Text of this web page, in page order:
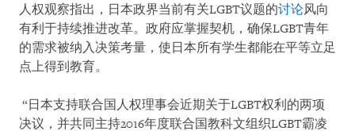
人权观察指出，日本政界当前有关LGBT议题的讨论风向
有利于持续推进改革。政府应掌握契机，确保LGBT青年
的需求被纳入决策考量，使日本所有学生都能在平等立足
点上得到教育。
“日本支持联合国人权理事会近期关于LGBT权利的两项
决议，并共同主持2016年度联合国教科文组织LGBT霸凌